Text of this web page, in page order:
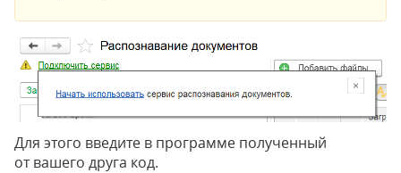
Для этого введите в программе полученный
от вашего друга код.